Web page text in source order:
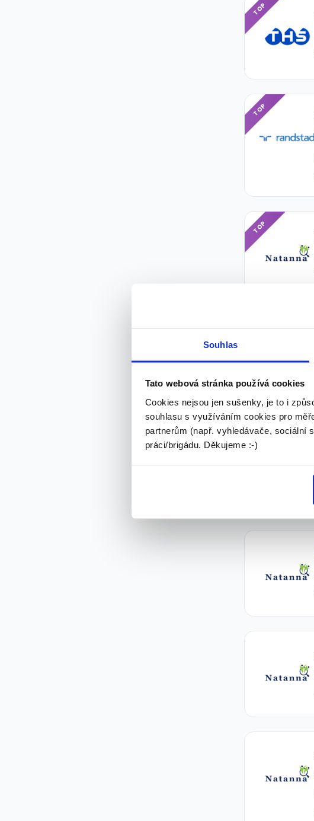
Souhlas
Tato webová stránka používá cookies
Cookies nejsou jen sušenky, je to i
souhlasu s využíváním cookies pro
partnerům (např. vyhledávače,
práci/brigádu. Děkujeme :-)
TOP
TOP
TOP